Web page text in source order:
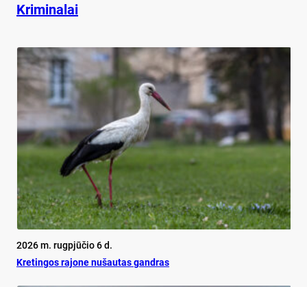
Kriminalai
2026 m. rugpjūčio 6 d.
Kretingos rajone nušautas gandras